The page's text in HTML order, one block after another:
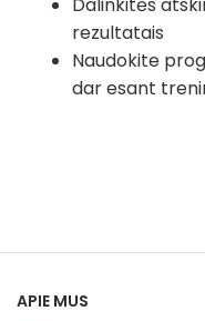
Dalinkitės
rezultatais
Naudokite
dar esant
APIE MUS